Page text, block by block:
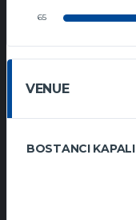
65
VENUE
BOSTANCI